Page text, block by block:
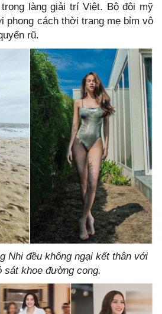
làng giải trí Việt. Bộ đôi mỹ
phong cách thời trang mẹ bỉm vô
rũ.
Nhi đều không ngại kết thân với
sát khoe đường cong.